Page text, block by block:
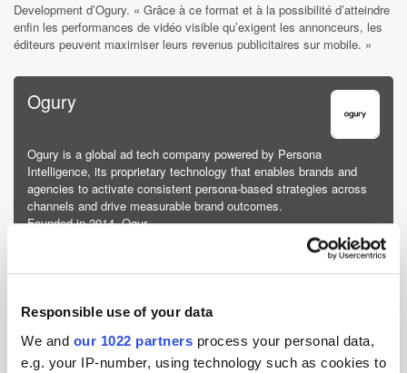
Responsible use of your data
We and our 1022 partners process your personal data,
e.g. your IP-number, using technology such as cookies to
Development d’Ogury. « Grâce à ce format et à la possibilité d’atteindre
enfin les performances de vidéo visible qu’exigent les annonceurs, les
éditeurs peuvent maximiser leurs revenus publicitaires sur mobile. »
Ogury
Ogury is a global ad tech company powered by Persona
Intelligence, its proprietary technology that enables brands and
agencies to activate consistent persona-based strategies across
channels and drive measurable brand outcomes.
Founded in 2014, Ogur...
Powered by PressBox
Display